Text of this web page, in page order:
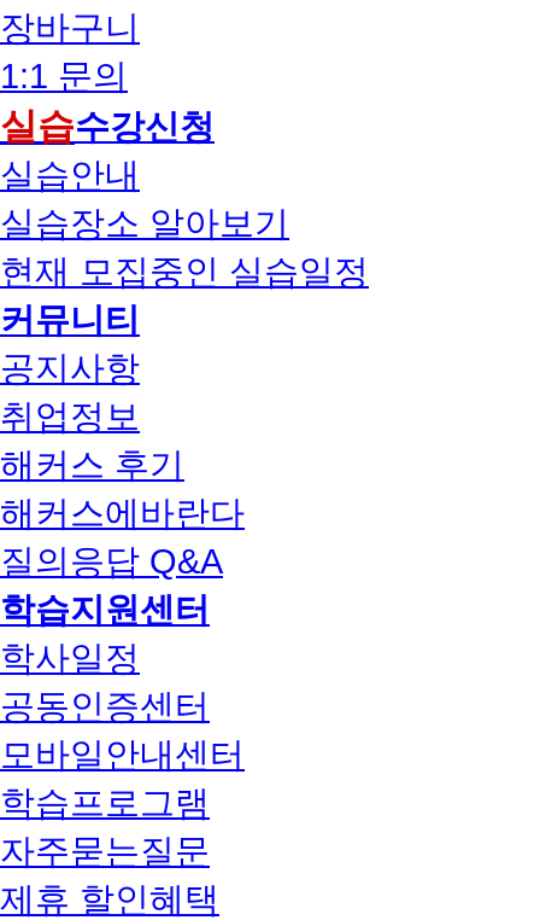
장바구니
1:1 문의
실습수강신청
실습안내
실습장소 알아보기
현재 모집중인 실습일정
커뮤니티
공지사항
취업정보
해커스 후기
해커스에바란다
질의응답 Q&A
학습지원센터
학사일정
공동인증센터
모바일안내센터
학습프로그램
자주묻는질문
제휴 할인혜택